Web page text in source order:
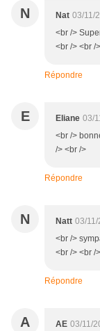
N Nat 03/11/
<br />
<br /> <br />
Répondre
E Eliane 03/
<br />
/> <br />
Répondre
N Natt 03/11/
<br />
<br /> <br />
Répondre
A AE 03/11/